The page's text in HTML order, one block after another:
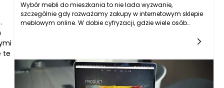
te
Wybór mebli do mieszkania to nie lada wyzwanie,
szczególnie gdy rozważamy zakupy w internetowym sklepie
meblowym online. W dobie cyfryzacji, gdzie wiele osób
mogą pomóc w ocenie standardu sklepu internetowego ze
strefy meblarskiej.